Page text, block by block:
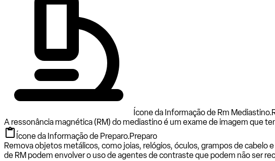
Ícone da Informação de Rm Mediastino.
A ressonância magnética (RM) do mediastino é um exame de imagem que
Ícone da Informação de Preparo.Preparo
Remova objetos metálicos, como joias, relógios, óculos, grampos de
de RM podem envolver o uso de agentes de contraste que podem não ser